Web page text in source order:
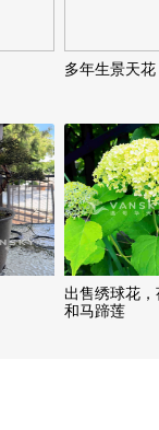
多年生景天花
出售绣球花
和马蹄莲